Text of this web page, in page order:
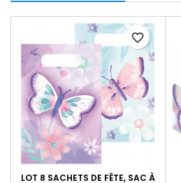
LOT 8 SACHETS DE FÊTE, SAC À
favorite_border